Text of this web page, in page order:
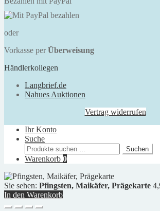
oder
Vorkasse per Überweisung
Händlerkollegen
Langbrief.de
Nahues Auktionen
Vertrag widerrufen
Ihr Konto
Suche
Suchen
nach:
Suchen
Warenkorb 0
Sie sehen: Pfingsten, Maikäfer, Prägekarte
In den Warenkorb